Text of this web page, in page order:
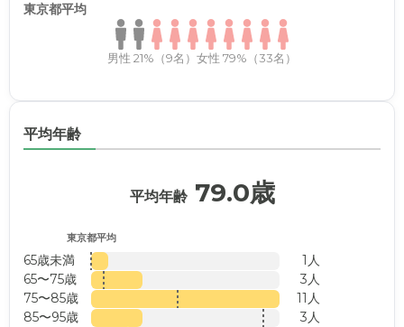
東京都平均
男性 21%（9名） 女性 79%（33名）
平均年齢
平均年齢 79.0歳
東京都平均
65歳未満
1人
65〜75歳
3人
75〜85歳
11人
85〜95歳
3人